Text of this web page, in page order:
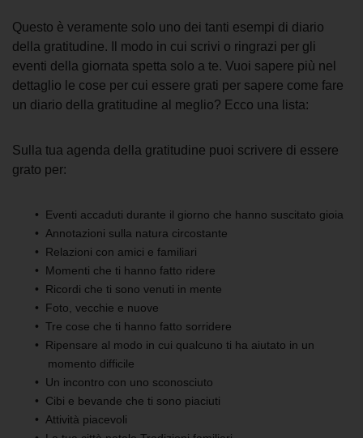
Questo è veramente solo uno dei tanti esempi di diario
della gratitudine. Il modo in cui scrivi o ringrazi per gli
eventi della giornata spetta solo a te. Vuoi sapere più nel
dettaglio le cose per cui essere grati per sapere come fare
un diario della gratitudine al meglio? Ecco una lista:
Sulla tua agenda della gratitudine puoi scrivere di essere
grato per:
Eventi accaduti durante il giorno che hanno suscitato gioia
Annotazioni sulla natura circostante
Relazioni con amici e familiari
Momenti che ti hanno fatto ridere
Ricordi che ti sono venuti in mente
Foto, vecchie e nuove
Tre cose che ti hanno fatto sorridere
Ripensare al modo in cui qualcuno ti ha aiutato in un
momento difficile
Un incontro con uno sconosciuto
Cibi e bevande che ti sono piaciuti
Attività piacevoli